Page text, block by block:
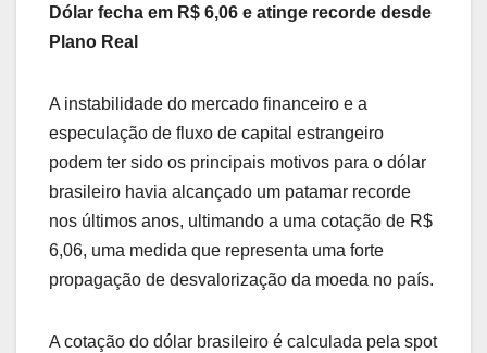
Dólar fecha em R$ 6,06 e atinge recorde desde
Plano Real
A instabilidade do mercado financeiro e a
especulação de fluxo de capital estrangeiro
podem ter sido os principais motivos para o dólar
brasileiro havia alcançado um patamar recorde
nos últimos anos, ultimando a uma cotação de R$
6,06, uma medida que representa uma forte
propagação de desvalorização da moeda no país.
A cotação do dólar brasileiro é calculada pela spot